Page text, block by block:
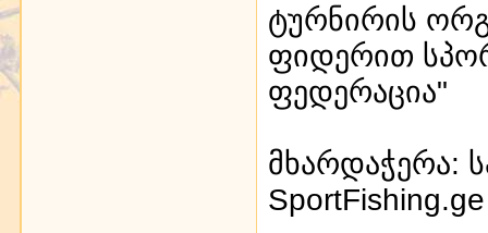
ტურნირის
ფიდერით
ფედერაცია"
მხარდაჭერა:
SportFishing.ge